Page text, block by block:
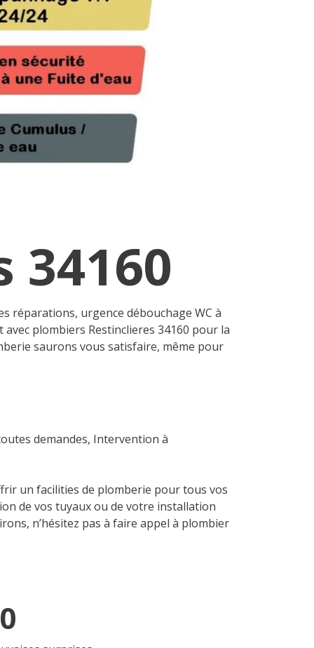
34160
réparations, urgence débouchage WC à
plombiers Restinclieres 34160 pour la
saurons vous satisfaire, même pour
demandes, Intervention à
un facilities de plomberie pour tous vos
de vos tuyaux ou de votre installation
n’hésitez pas à faire appel à plombier